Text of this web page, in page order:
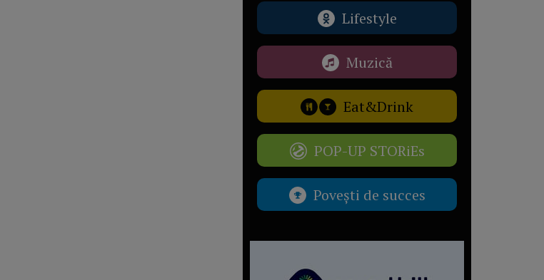
Lifestyle
Muzică
Eat&Drink
POP-UP STORiEs
Povești de succes